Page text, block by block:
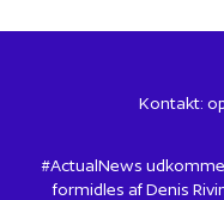
Kontakt:
#ActualNews
formidles af Denis